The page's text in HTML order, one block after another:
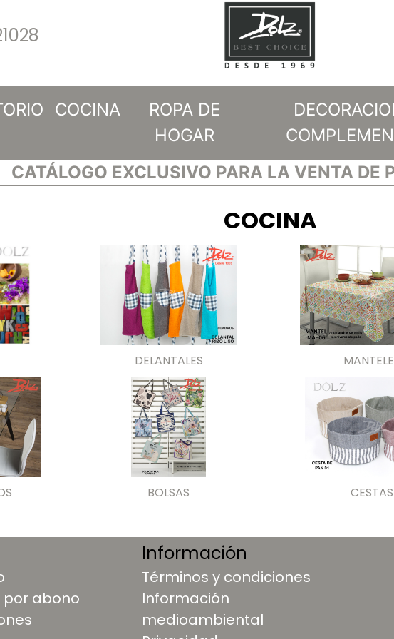
COCINA
ROPA DE
HOGAR
CATÁLOGO EXCLUSIVO PARA LA VENTA DE
COCINA
DELANTALES
BOLSAS CESTAS
por abono
Información
Términos y condiciones
Información
medioambiental